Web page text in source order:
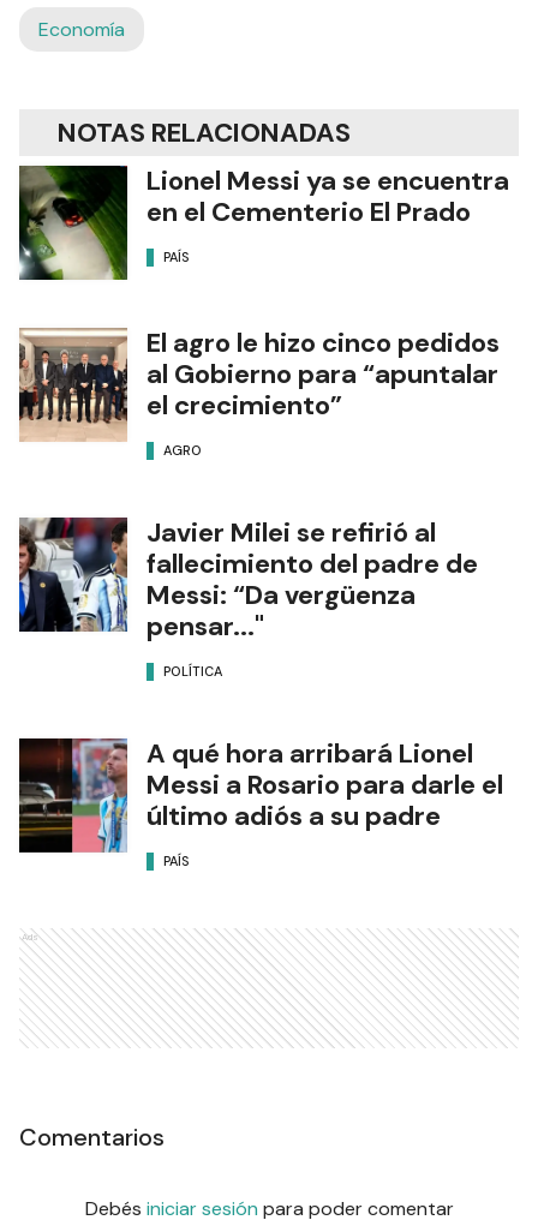
Economía
NOTAS RELACIONADAS
Lionel Messi ya se encuentra
en el Cementerio El Prado
PAÍS
El agro le hizo cinco pedidos
al Gobierno para “apuntalar
el crecimiento”
AGRO
Javier Milei se refirió al
fallecimiento del padre de
Messi: “Da vergüenza
pensar..."
POLÍTICA
A qué hora arribará Lionel
Messi a Rosario para darle el
último adiós a su padre
PAÍS
Ads
Comentarios
Debés iniciar sesión para poder comentar